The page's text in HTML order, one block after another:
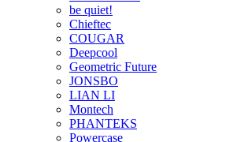
be quiet!
Chieftec
COUGAR
Deepcool
Geometric Future
JONSBO
LIAN LI
Montech
PHANTEKS
Powercase